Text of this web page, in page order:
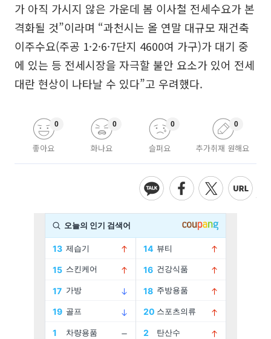
가 아직 가시지 않은 가운데 봄 이사철 전세수요가 본
격화될 것”이라며 “과천시는 올 연말 대규모 재건축
이주수요(주공 1·2·6·7단지 4600여 가구)가 대기 중
에 있는 등 전세시장을 자극할 불안 요소가 있어 전세
대란 현상이 나타날 수 있다”고 우려했다.
좋아요
0
화나요
0
슬퍼요
0
추가취재 원해요
0